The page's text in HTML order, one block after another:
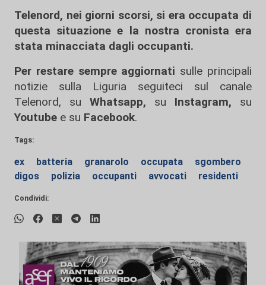
Telenord, nei giorni scorsi, si era occupata di
questa situazione e la nostra cronista era
stata minacciata dagli occupanti.
Per restare sempre aggiornati sulle principali
notizie sulla Liguria seguiteci sul canale
Telenord, su
Whatsapp, su Instagram, su
Youtube e su Facebook.
Tags:
ex batteria granarolo occupata
sgombero
digos
polizia occupanti avvocati residenti
Condividi: